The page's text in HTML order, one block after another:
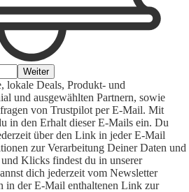
Weiter
lokale Deals, Produkt- und
und ausgewählten Partnern, sowie
von Trustpilot per E-Mail. Mit
in den Erhalt dieser E-Mails ein. Du
über den Link in jeder E-Mail
zur Verarbeitung Deiner Daten und
Klicks findest du in unserer
dich jederzeit vom Newsletter
in der E-Mail enthaltenen Link zur